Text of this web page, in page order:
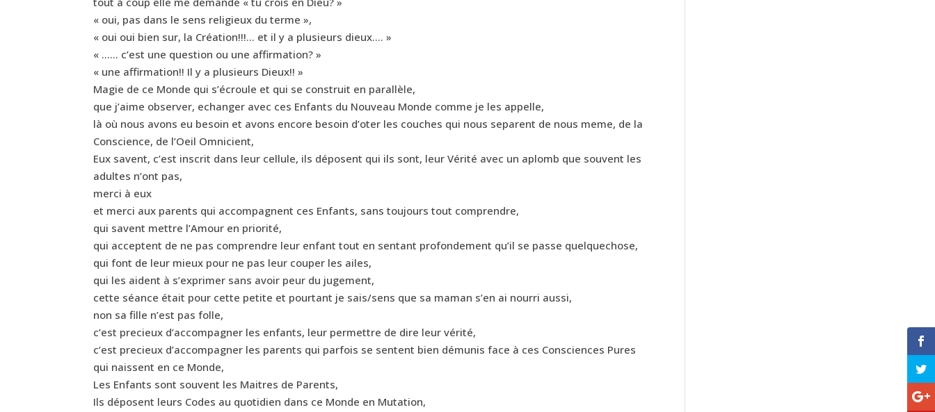
« oui, pas dans le sens religieux du terme »,
« oui oui bien sur, la Création!!!… et il y a plusieurs dieux…. »
« …… c’est une question ou une affirmation? »
« une affirmation!! Il y a plusieurs Dieux!! »
Magie de ce Monde qui s’écroule et qui se construit en parallèle,
que j’aime observer, echanger avec ces Enfants du Nouveau Monde comme je les appelle,
là où nous avons eu besoin et avons encore besoin d’oter les couches qui nous separent de nous meme, de la
Conscience, de l’Oeil Omnicient,
Eux savent, c’est inscrit dans leur cellule, ils déposent qui ils sont, leur Vérité avec un aplomb que souvent les
adultes n’ont pas,
merci à eux
et merci aux parents qui accompagnent ces Enfants, sans toujours tout comprendre,
qui savent mettre l’Amour en priorité,
qui acceptent de ne pas comprendre leur enfant tout en sentant profondement qu’il se passe quelquechose,
qui font de leur mieux pour ne pas leur couper les ailes,
qui les aident à s’exprimer sans avoir peur du jugement,
cette séance était pour cette petite et pourtant je sais/sens que sa maman s’en ai nourri aussi,
non sa fille n’est pas folle,
c’est precieux d’accompagner les enfants, leur permettre de dire leur vérité,
c’est precieux d’accompagner les parents qui parfois se sentent bien démunis face à ces Consciences Pures
qui naissent en ce Monde,
Les Enfants sont souvent les Maitres de Parents,
Ils déposent leurs Codes au quotidien dans ce Monde en Mutation,